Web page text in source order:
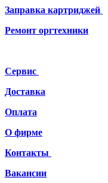
Заправка картриджей
Ремонт оргтехники
Сервис
Доставка
Оплата
О фирме
Контакты
Вакансии